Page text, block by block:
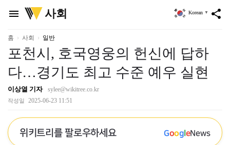
menu
위
키
리
사회 share
Korean ▼
홈 사회 일반
포천시, 호국영웅의 헌신에 답하
다…경기도 최고 수준 예우 실현
이상열 기자 sylee@wikitree.co.kr
작성일 2025-06-23 11:51
위키트리를 팔로우하세요 GoogleNews